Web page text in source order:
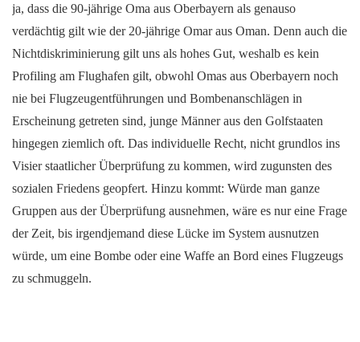
ja, dass die 90-jährige Oma aus Oberbayern als genauso
verdächtig gilt wie der 20-jährige Omar aus Oman. Denn auch die
Nichtdiskriminierung gilt uns als hohes Gut, weshalb es kein
Profiling am Flughafen gilt, obwohl Omas aus Oberbayern noch
nie bei Flugzeugentführungen und Bombenanschlägen in
Erscheinung getreten sind, junge Männer aus den Golfstaaten
hingegen ziemlich oft. Das individuelle Recht, nicht grundlos ins
Visier staatlicher Überprüfung zu kommen, wird zugunsten des
sozialen Friedens geopfert. Hinzu kommt: Würde man ganze
Gruppen aus der Überprüfung ausnehmen, wäre es nur eine Frage
der Zeit, bis irgendjemand diese Lücke im System ausnutzen
würde, um eine Bombe oder eine Waffe an Bord eines Flugzeugs
zu schmuggeln.